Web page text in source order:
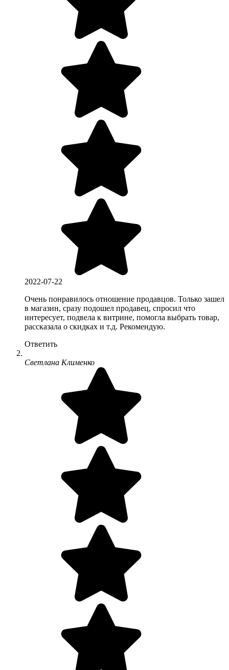
2022-07-22
Очень понравилось отношение продавцов. Только зашел
в магазин, сразу подошел продавец, спросил что
интересует, подвела к витрине, помогла выбрать товар,
рассказала о скидках и т.д. Рекомендую.
Ответить
Светлана Клименко